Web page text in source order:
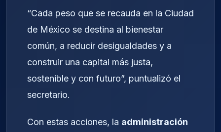
“Cada peso que se recauda en la Ciudad
de México se destina al bienestar
común, a reducir desigualdades y a
construir una capital más justa,
sostenible y con futuro”, puntualizó el
secretario.
Con estas acciones, la administración